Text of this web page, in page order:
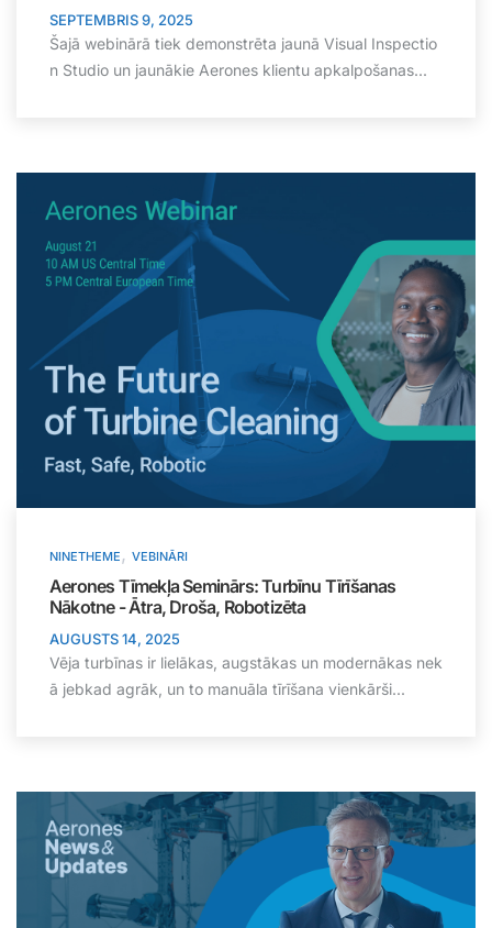
SEPTEMBRIS 9, 2025
Šajā webinārā tiek demonstrēta jaunā Visual Inspectio
n Studio un jaunākie Aerones klientu apkalpošanas...
NINETHEME , VEBINĀRI
Aerones Tīmekļa Seminārs: Turbīnu Tīrīšanas
Nākotne - Ātra, Droša, Robotizēta
AUGUSTS 14, 2025
Vēja turbīnas ir lielākas, augstākas un modernākas nek
ā jebkad agrāk, un to manuāla tīrīšana vienkārši...